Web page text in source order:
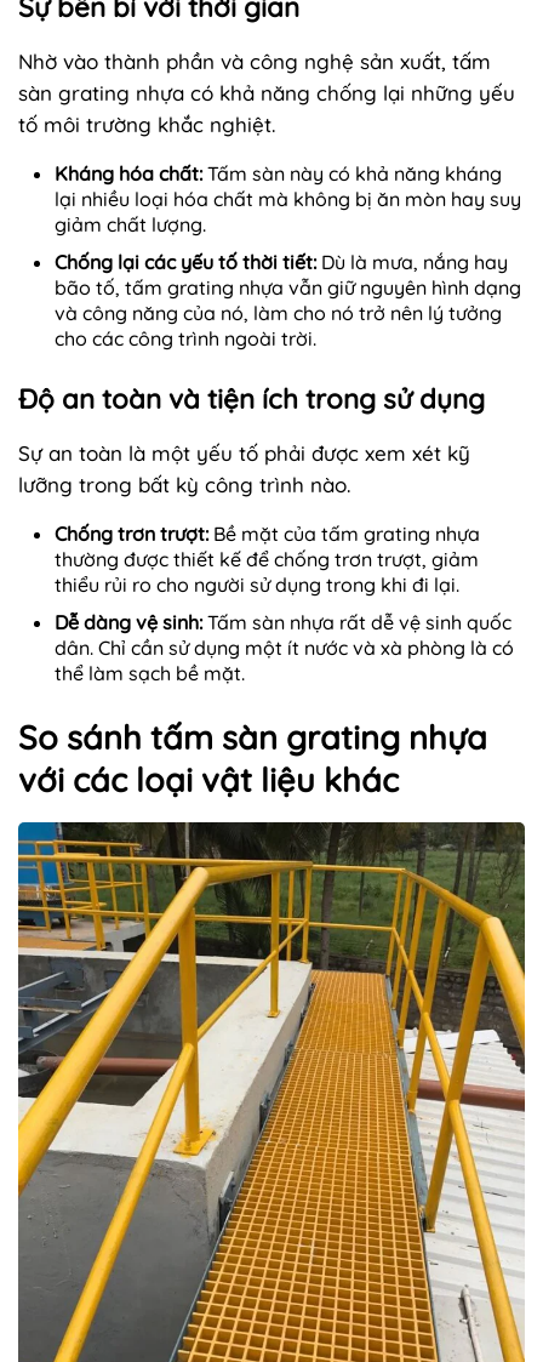
Sự bền bỉ với thời gian
Nhờ vào thành phần và công nghệ sản xuất, tấm
sàn grating nhựa có khả năng chống lại những yếu
tố môi trường khắc nghiệt.
Kháng hóa chất:Tấm sàn này có khả năng kháng
lại nhiều loại hóa chất mà không bị ăn mòn hay suy
giảm chất lượng.
Chống lại các yếu tố thời tiết:Dù là mưa, nắng hay
bão tố, tấm grating nhựa vẫn giữ nguyên hình dạng
và công năng của nó, làm cho nó trở nên lý tưởng
cho các công trình ngoài trời.
Độ an toàn và tiện ích trong sử dụng
Sự an toàn là một yếu tố phải được xem xét kỹ
lưỡng trong bất kỳ công trình nào.
Chống trơn trượt:Bề mặt của tấm grating nhựa
thường được thiết kế để chống trơn trượt, giảm
thiểu rủi ro cho người sử dụng trong khi đi lại.
Dễ dàng vệ sinh:Tấm sàn nhựa rất dễ vệ sinh quốc
dân. Chỉ cần sử dụng một ít nước và xà phòng là có
thể làm sạch bề mặt.
So sánh tấm sàn grating nhựa
với các loại vật liệu khác